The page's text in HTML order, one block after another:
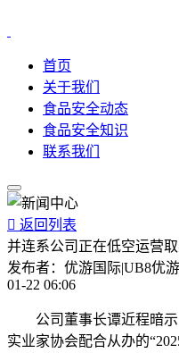
首页
关于我们
食品安全动态
食品安全知识
联系我们
 返回列表
并连系公司正在低空运营
发布者： 优游国际|UB8优
01-22 06:06
公司董事长谭近程暗示
实业家协会配合从办的